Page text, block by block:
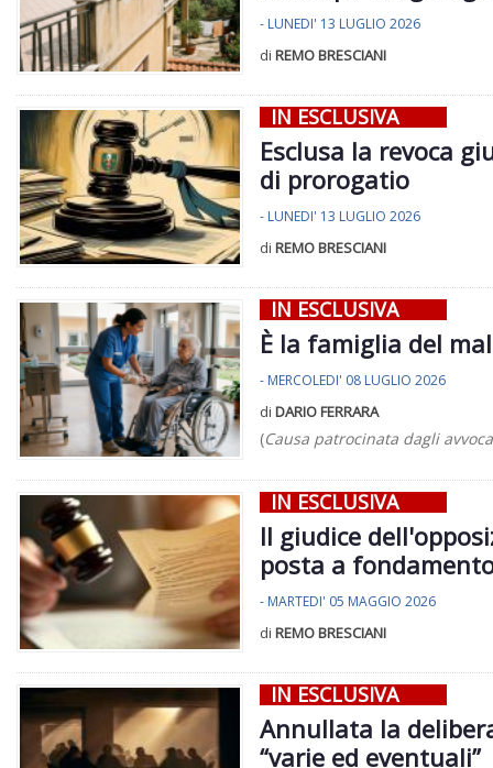
- LUNEDI' 13 LUGLIO 2026
di REMO BRESCIANI
IN ESCLUSIVA
Esclusa la revoca
di prorogatio
- LUNEDI' 13 LUGLIO 2026
di REMO BRESCIANI
IN ESCLUSIVA
È la famiglia del
- MERCOLEDI' 08 LUGLIO 2026
di DARIO FERRARA
(Causa patrocinata dagli
IN ESCLUSIVA
Il giudice
posta a
- MARTEDI' 05 MAGGIO 2026
di REMO BRESCIANI
IN ESCLUSIVA
Annullata la
“varie ed eventuali”